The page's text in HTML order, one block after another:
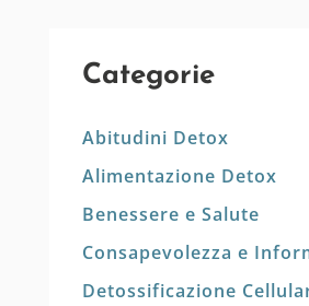
Categorie
Abitudini Detox
Alimentazione Detox
Benessere e Salute
Consapevolezza e
Detossificazione